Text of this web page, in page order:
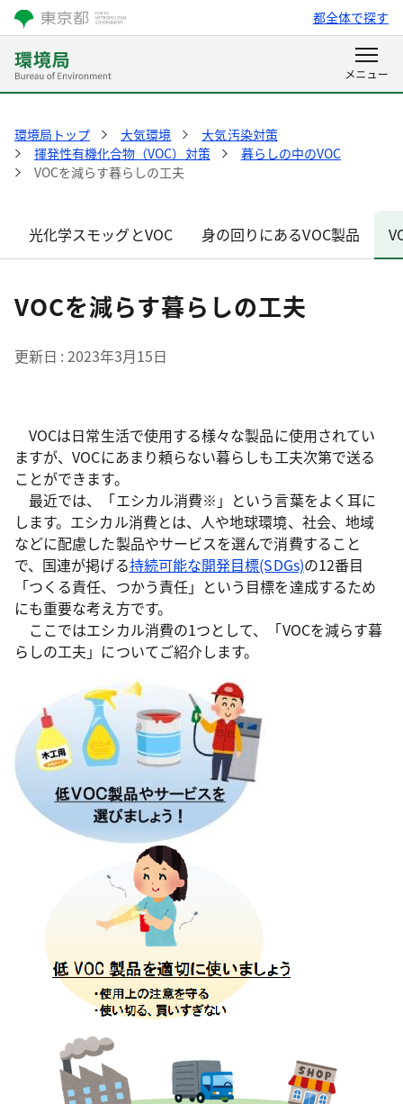
都全体で探す
環境局トップ 大気環境
大気汚染対策
揮発性有機化合物（VOC）対策
暮らしの中のVOC
VOCを減らす暮らしの工夫
光化学スモッグとVOC 身の回りにあるVOC製品
VOCを減らす暮らしの工夫
更新日 2023年3月15日
VOCは日常生活で使用する様々な製品に使用されてい
ますが、VOCにあまり頼らない暮らしも工夫次第で送る
ことができます。
最近では、「エシカル消費※」という言葉をよく耳に
します。エシカル消費とは、人や地球環境、社会、地域
などに配慮した製品やサービスを選んで消費すること
で、国連が掲げる持続可能な開発目標(SDGs)の12番目
「つくる責任、つかう責任」という目標を達成するため
にも重要な考え方です。
ここではエシカル消費の1つとして、「VOCを減らす暮
らしの工夫」についてご紹介します。